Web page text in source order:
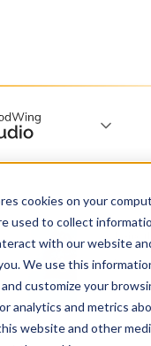
cookies on your
used to collect
with our website
We use this
customize your
analytics and metrics
website and other
Functionaliteiten